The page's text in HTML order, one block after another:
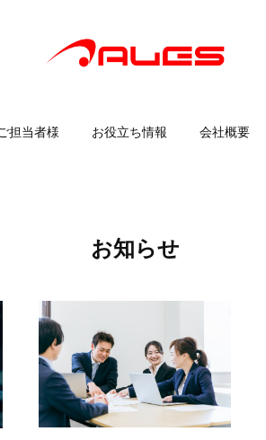
担当者様 お役立ち情報 会社概要
お知らせ